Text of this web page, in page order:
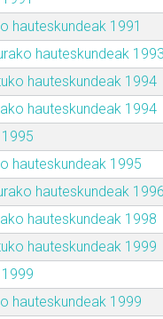
hauteskundeak 1991
hauteskundeak 1993
hauteskundeak 1994
hauteskundeak 1994
hauteskundeak 1995
hauteskundeak 1996
hauteskundeak 1998
hauteskundeak 1999
hauteskundeak 1999